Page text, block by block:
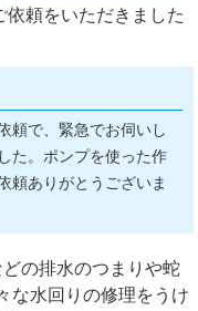
頼をいただきました
頼で、緊急でお伺いし
た。ポンプを使った作
頼ありがとうございま
の排水のつまりや蛇
な水回りの修理をうけ